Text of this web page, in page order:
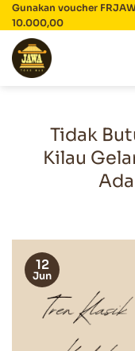
Skip
to
content
Gunakan voucher
10.000,00
Tidak
Kilau
12
Jun